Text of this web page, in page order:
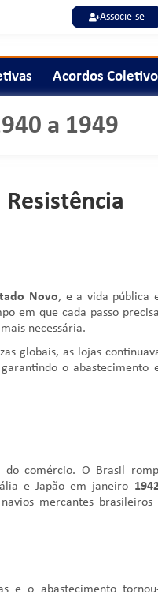
Associe-se
Acordos
a 1949
Resistência
Novo, e a vida pública
em que cada passo
necessária.
globais, as lojas
o abastecimento
do comércio. O Brasil
e Japão em janeiro
mercantes brasileiros
e o abastecimento